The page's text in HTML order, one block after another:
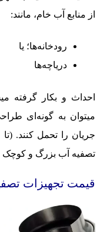
از منابع آب خام، مانند:
رودخانه‌ها؛ یا
دریاچه‌ها
احداث و بکار گرفته
میتوان به گونه‌ای
جریان را تحمل کنند.
تصفیه آب بزرگ و کوچک
قیمت تجهیزات